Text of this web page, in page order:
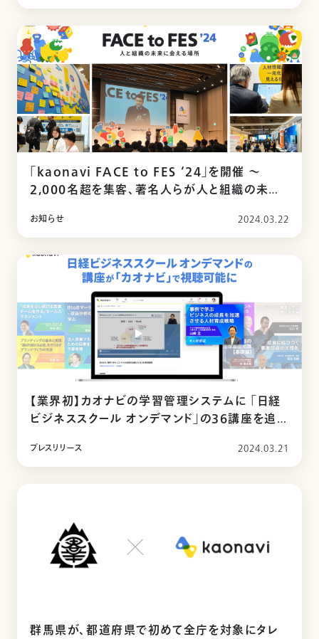
「kaonavi FACE to FES ‘24」を開催 ～
2,000名超を集客、著名人らが人と組織の未来
お知らせ 2024.03.22
【業界初】カオナビの学習管理システムに 「日経
ビジネススクール オンデマンド」の36講座を追
プレスリリース 2024.03.21
群馬県が、都道府県で初めて全庁を対象にタレ